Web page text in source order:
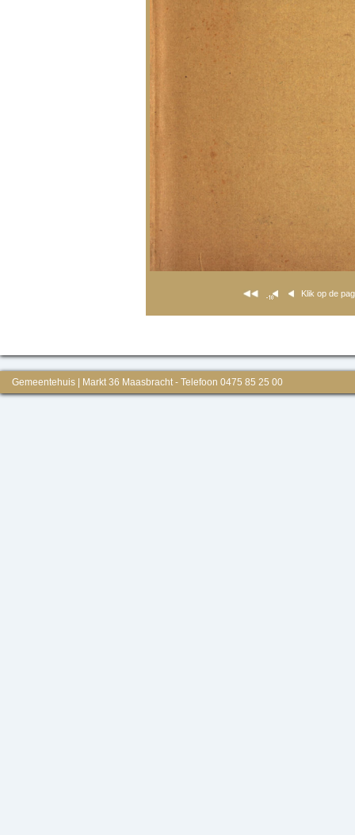
Klik op de
Gemeentehuis | Markt 36 Maasbracht - Telefoon 0475 85 25 00